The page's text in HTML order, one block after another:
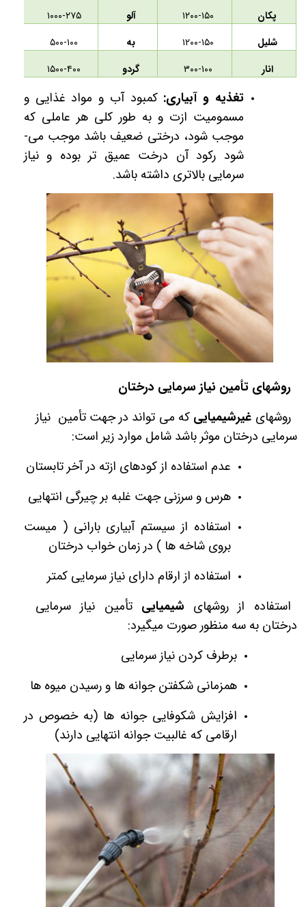
پکان
۱۲۰۰-۱۵۰ آلو
۱۰۰۰-۲۷۵
شلیل
۱۲۰۰-۱۵۰ به
۵۰۰-۱۰۰
انار
۳۰۰-۱۰۰ گردو ۱۵۰۰-۴۰۰
تغذیه و آبیاری:کمبود آب و مواد غذایی و
مسمومیت ازت و به طور کلی هر عاملی که
موجب شود، درختی ضعیف باشد موجب می­
شود رکود آن درخت عمیق تر بوده و نیاز
سرمایی بالاتری داشته باشد.
روش­های تأمین نیاز سرمایی درختان
روش­های غیرشیمیایی که می ­تواند در جهت تأمین نیاز
سرمایی درختان موثر باشد شامل موارد زیر است:
عدم استفاده از کودهای ازته در آخر تابستان
هرس و سرزنی جهت غلبه بر چیرگی انتهایی
استفاده از سیستم آبیاری بارانی ( میست
بروی شاخه ها ) در زمان خواب درختان
استفاده از ارقام دارای نیاز سرمایی کمتر
استفاده از روش­های شیمیایی تأمین نیاز سرمایی
درختان به سه منظور صورت می­گیرد:
برطرف کردن نیاز سرمایی
همزمانی شکفتن جوانه­ ها و رسیدن میوه ­ها
افزایش شکوفایی جوانه­ ها (به خصوص در
ارقامی که غالبیت جوانه انتهایی دارند)